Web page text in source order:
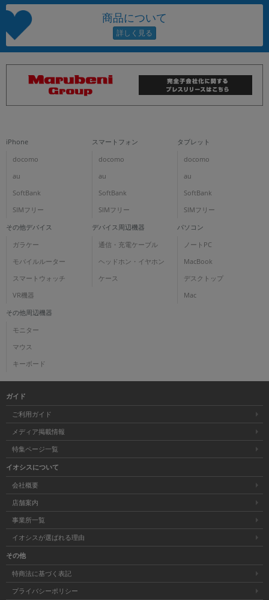
商品について
iPhone
docomo
au
SoftBank
SIMフリー
スマートフォン
docomo
au
SoftBank
SIMフリー
タブレット
docomo
au
SoftBank
SIMフリー
その他デバイス
ガラケー
モバイルルーター
スマートウォッチ
VR機器
デバイス周辺機器
通信・充電ケーブル
ヘッドホン・イヤホン
ケース
パソコン
ノートPC
MacBook
デスクトップ
Mac
その他周辺機器
モニター
マウス
キーボード
ガイド
ご利用ガイド
メディア掲載情報
特集ページ一覧
イオシスについて
会社概要
店舗案内
事業所一覧
イオシスが選ばれる理由
その他
特商法に基づく表記
プライバシーポリシー